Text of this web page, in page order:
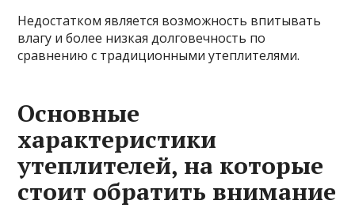
Недостатком является возможность впитывать
влагу и более низкая долговечность по
сравнению с традиционными утеплителями.
Основные
характеристики
утеплителей, на которые
стоит обратить внимание